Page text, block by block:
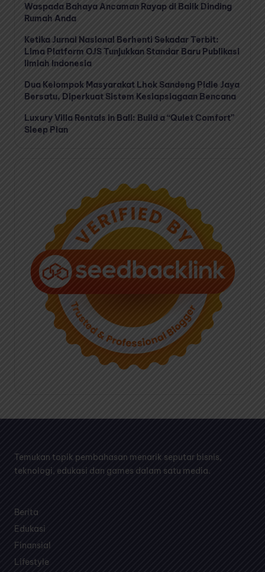
Waspada Bahaya Ancaman Rayap di Balik Dinding
Rumah Anda
Ketika Jurnal Nasional Berhenti Sekadar Terbit:
Lima Platform OJS Tunjukkan Standar Baru Publikasi
Ilmiah Indonesia
Dua Kelompok Masyarakat Lhok Sandeng Pidie Jaya
Bersatu, Diperkuat Sistem Kesiapsiagaan Bencana
Luxury Villa Rentals in Bali: Build a “Quiet Comfort”
Sleep Plan
Temukan topik pembahasan menarik seputar bisnis,
teknologi, edukasi dan games dalam satu media.
Berita
Edukasi
Finansial
Lifestyle